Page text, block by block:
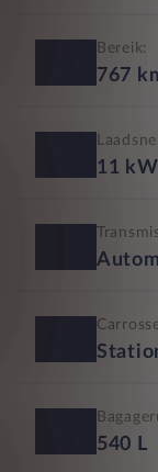
Bereik:
767
11 kW
540 L